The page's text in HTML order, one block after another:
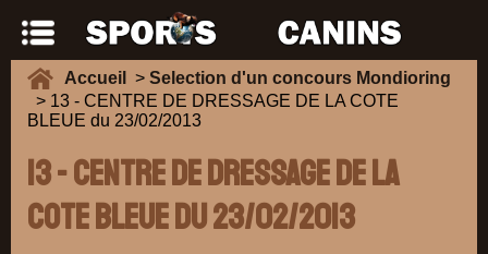
Accueil > Selection d'un concours Mondioring
> 13 - CENTRE DE DRESSAGE DE LA COTE
BLEUE du 23/02/2013
13 - CENTRE DE DRESSAGE DE LA
COTE BLEUE du 23/02/2013